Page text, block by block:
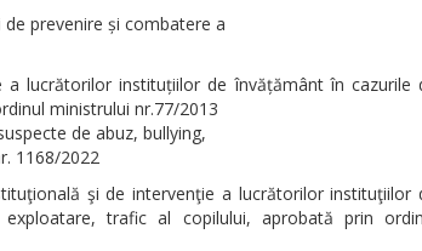
prevenire și combatere a
lucrătorilor instituțiilor de învățământ în cazurile
ministrului nr.77/2013
de abuz, bullying,
1168/2022
şi de intervenţie a lucrătorilor instituţiilor
trafic al copilului, aprobată prin